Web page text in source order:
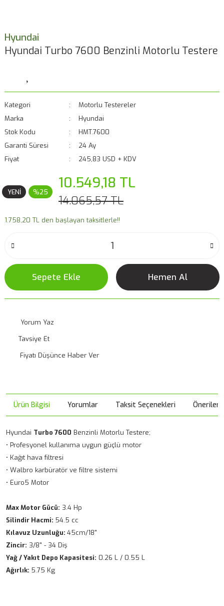
Hyundai
Hyundai Turbo 7600 Benzinli Motorlu Testere
Kategori
Motorlu Testereler
Marka
Hyundai
Stok Kodu
HMT.7600
Garanti Süresi
24 Ay
Fiyat
245,83 USD + KDV
YENİ %25 10.549,18 TL
14.065,57 TL
1.758,20 TL den başlayan taksitlerle!!
Sepete Ekle Hemen Al
Yorum Yaz
Tavsiye Et
Fiyatı Düşünce Haber Ver
Ürün Bilgisi Yorumlar Taksit Seçenekleri
Hyundai Turbo 7600 Benzinli Motorlu Testere;
• Profesyonel kullanıma uygun güçlü motor
• Kağıt hava filtresi
• Walbro karbüratör ve filtre sistemi
• Euro5 Motor
Max Motor Gücü: 3.4 Hp
Silindir Hacmi: 54.5 cc
Kılavuz Uzunluğu: 45cm/18"
Zincir: 3/8" - 34 Diş
Yağ / Yakıt Depo Kapasitesi: 0.26 L / 0.55 L
Ağırlık: 5.75 Kg